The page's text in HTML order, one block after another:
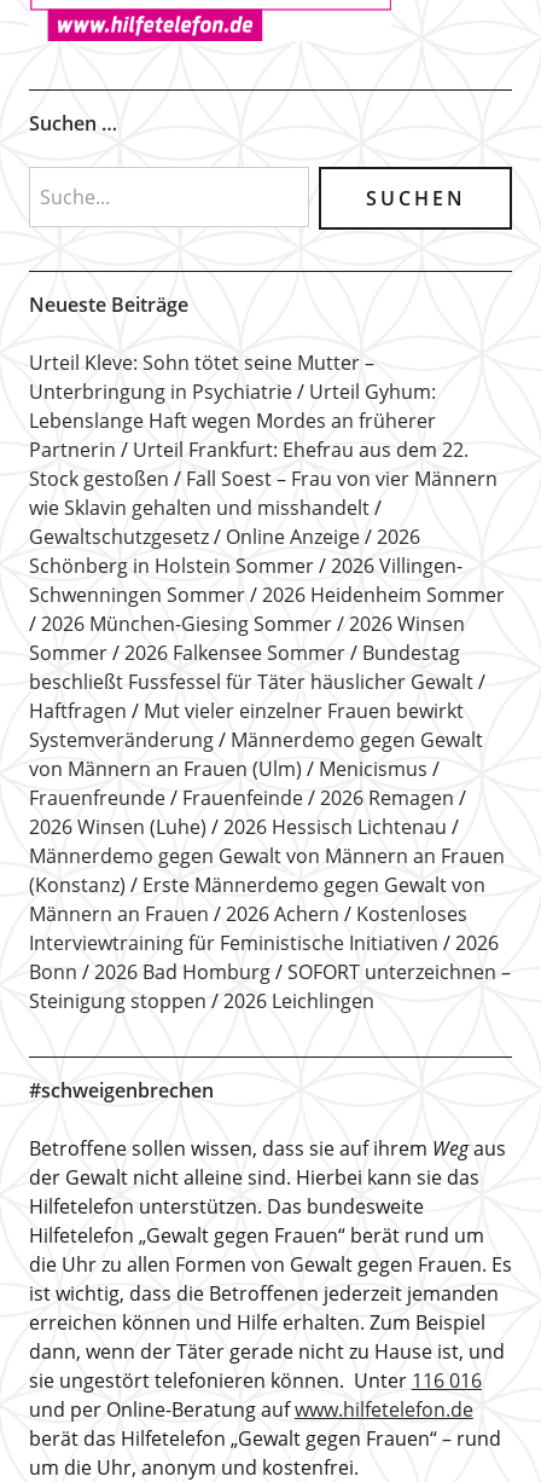
Suchen …
Neueste Beiträge
Urteil Kleve: Sohn tötet seine Mutter –
Unterbringung in Psychiatrie
Urteil Gyhum:
Lebenslange Haft wegen Mordes an früherer
Partnerin
Urteil Frankfurt: Ehefrau aus dem 22.
Stock gestoßen
Fall Soest – Frau von vier Männern
wie Sklavin gehalten und misshandelt
Gewaltschutzgesetz
Online Anzeige
2026
Schönberg in Holstein Sommer
2026 Villingen-
Schwenningen Sommer
2026 Heidenheim Sommer
2026 München-Giesing Sommer
2026 Winsen
Sommer
2026 Falkensee Sommer
Bundestag
beschließt Fussfessel für Täter häuslicher Gewalt
Haftfragen
Mut vieler einzelner Frauen bewirkt
Systemveränderung
Männerdemo gegen Gewalt
von Männern an Frauen (Ulm)
Menicismus
Frauenfreunde
Frauenfeinde
2026 Remagen
2026 Winsen (Luhe)
2026 Hessisch Lichtenau
Männerdemo gegen Gewalt von Männern an Frauen
(Konstanz)
Erste Männerdemo gegen Gewalt von
Männern an Frauen
2026 Achern
Kostenloses
Interviewtraining für Feministische Initiativen
2026
Bonn
2026 Bad Homburg
SOFORT unterzeichnen –
Steinigung stoppen
2026 Leichlingen
#schweigenbrechen
Betroffene sollen wissen, dass sie auf ihrem Wegaus
der Gewalt nicht alleine sind. Hierbei kann sie das
Hilfetelefon unterstützen. Das bundesweite
Hilfetelefon „Gewalt gegen Frauen“ berät rund um
die Uhr zu allen Formen von Gewalt gegen Frauen. Es
ist wichtig, dass die Betroffenen jederzeit jemanden
erreichen können und Hilfe erhalten. Zum Beispiel
dann, wenn der Täter gerade nicht zu Hause ist, und
sie ungestört telefonieren können. Unter 116 016
und per Online-Beratung aufwww.hilfetelefon.de
berät das Hilfetelefon „Gewalt gegen Frauen“ – rund
um die Uhr, anonym und kostenfrei.